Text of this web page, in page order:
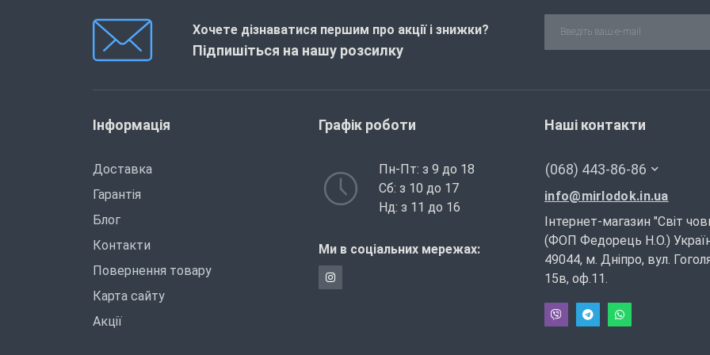
Хочете дізнаватися першим про акції і знижки?
Підпишіться на нашу розсилку
Інформація
Доставка
Гарантія
Блог
Контакти
Повернення товару
Карта сайту
Акції
Графік роботи
Пн-Пт: з 9 до 18
Сб: з 10 до 17
Нд: з 11 до 16
Ми в соціальних мережах:
Наші контакти
(068) 443-86-86
info@mirlodok.in.ua
Інтернет-магазин "Світ
(ФОП Федорець Н.О.)
49044, м. Дніпро, вул.
15в, оф.11.